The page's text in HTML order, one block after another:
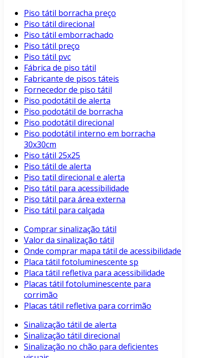
Piso tátil borracha preço
Piso tátil direcional
Piso tátil emborrachado
Piso tátil preço
Piso tátil pvc
Fábrica de piso tátil
Fabricante de pisos táteis
Fornecedor de piso tátil
Piso podotátil de alerta
Piso podotátil de borracha
Piso podotátil direcional
Piso podotátil interno em borracha
30x30cm
Piso tátil 25x25
Piso tátil de alerta
Piso tatil direcional e alerta
Piso tátil para acessibilidade
Piso tátil para área externa
Piso tátil para calçada
Comprar sinalização tátil
Valor da sinalização tátil
Onde comprar mapa tátil de acessibilidade
Placa tátil fotoluminescente sp
Placa tátil refletiva para acessibilidade
Placas tátil fotoluminescente para
corrimão
Placas tátil refletiva para corrimão
Sinalização tátil de alerta
Sinalização tátil direcional
Sinalização no chão para deficientes